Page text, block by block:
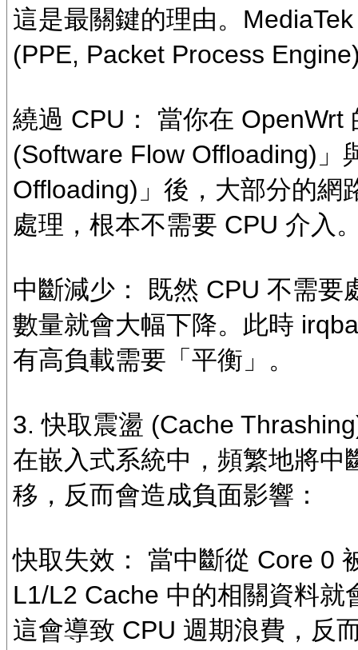
這是最關鍵的理由。
(PPE, Packet Process
繞過 CPU： 當你在 OpenWrt
(Software Flow Offloading)」
Offloading)」後，大部分的網
處理，根本不需要 CPU 介入
中斷減少： 既然 CPU 不需要
數量就會大幅下降。此時
有高負載需要「平衡」。
3. 快取震盪 (Cache
在嵌入式系統中，頻繁地將
移，反而會造成負面影響：
快取失效： 當中斷從 Core 0
L1/L2 Cache 中的相關資料
這會導致 CPU 週期浪費，反